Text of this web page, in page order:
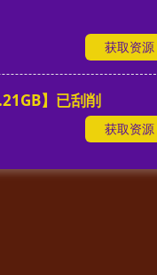
获取资源
】已刮削
获取资源